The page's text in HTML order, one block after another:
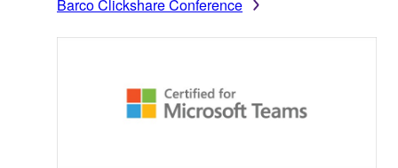
Barco Clickshare Conference